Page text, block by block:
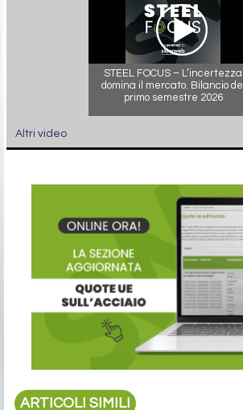
STEEL FOCUS – L’incertezza
domina il mercato. Bilancio del
primo semestre 2026
Altri video
ARTICOLI SIMILI